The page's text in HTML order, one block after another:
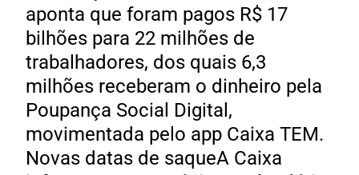
aponta que foram pagos R$ 17
bilhões para 22 milhões de
trabalhadores, dos quais 6,3
milhões receberam o dinheiro pela
Poupança Social Digital,
movimentada pelo app Caixa TEM.
Novas datas de saqueA Caixa